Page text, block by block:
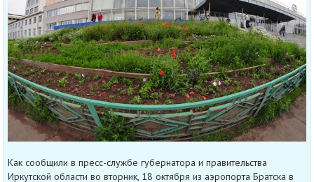
Как сообщили в пресс-службе губернатора и правительства
Иркутской области во вторник, 18 октября из аэропорта Братска в